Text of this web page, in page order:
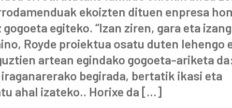
ekoizten dituen enpresa
egiteko. “Izan ziren, gara eta
Royde proiektua osatu duten lehengo
artean egindako gogoeta-ariketa da:
begirada, bertatik ikasi eta
ahal izateko.. Horixe da […]